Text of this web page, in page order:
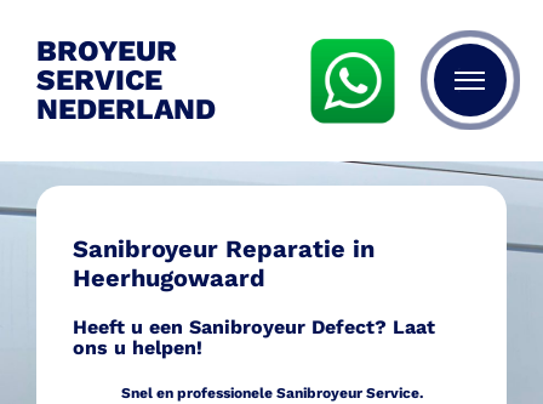
BROYEUR
SERVICE
NEDERLAND
Sanibroyeur Reparatie in
Heerhugowaard
Heeft u een Sanibroyeur Defect? Laat
ons u helpen!
Snel en professionele Sanibroyeur Service.